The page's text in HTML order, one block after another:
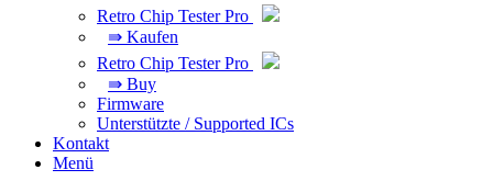
Retro Chip Tester Pro
⇛ Kaufen
Retro Chip Tester Pro
⇛ Buy
Firmware
Unterstützte / Supported ICs
Kontakt
Menü